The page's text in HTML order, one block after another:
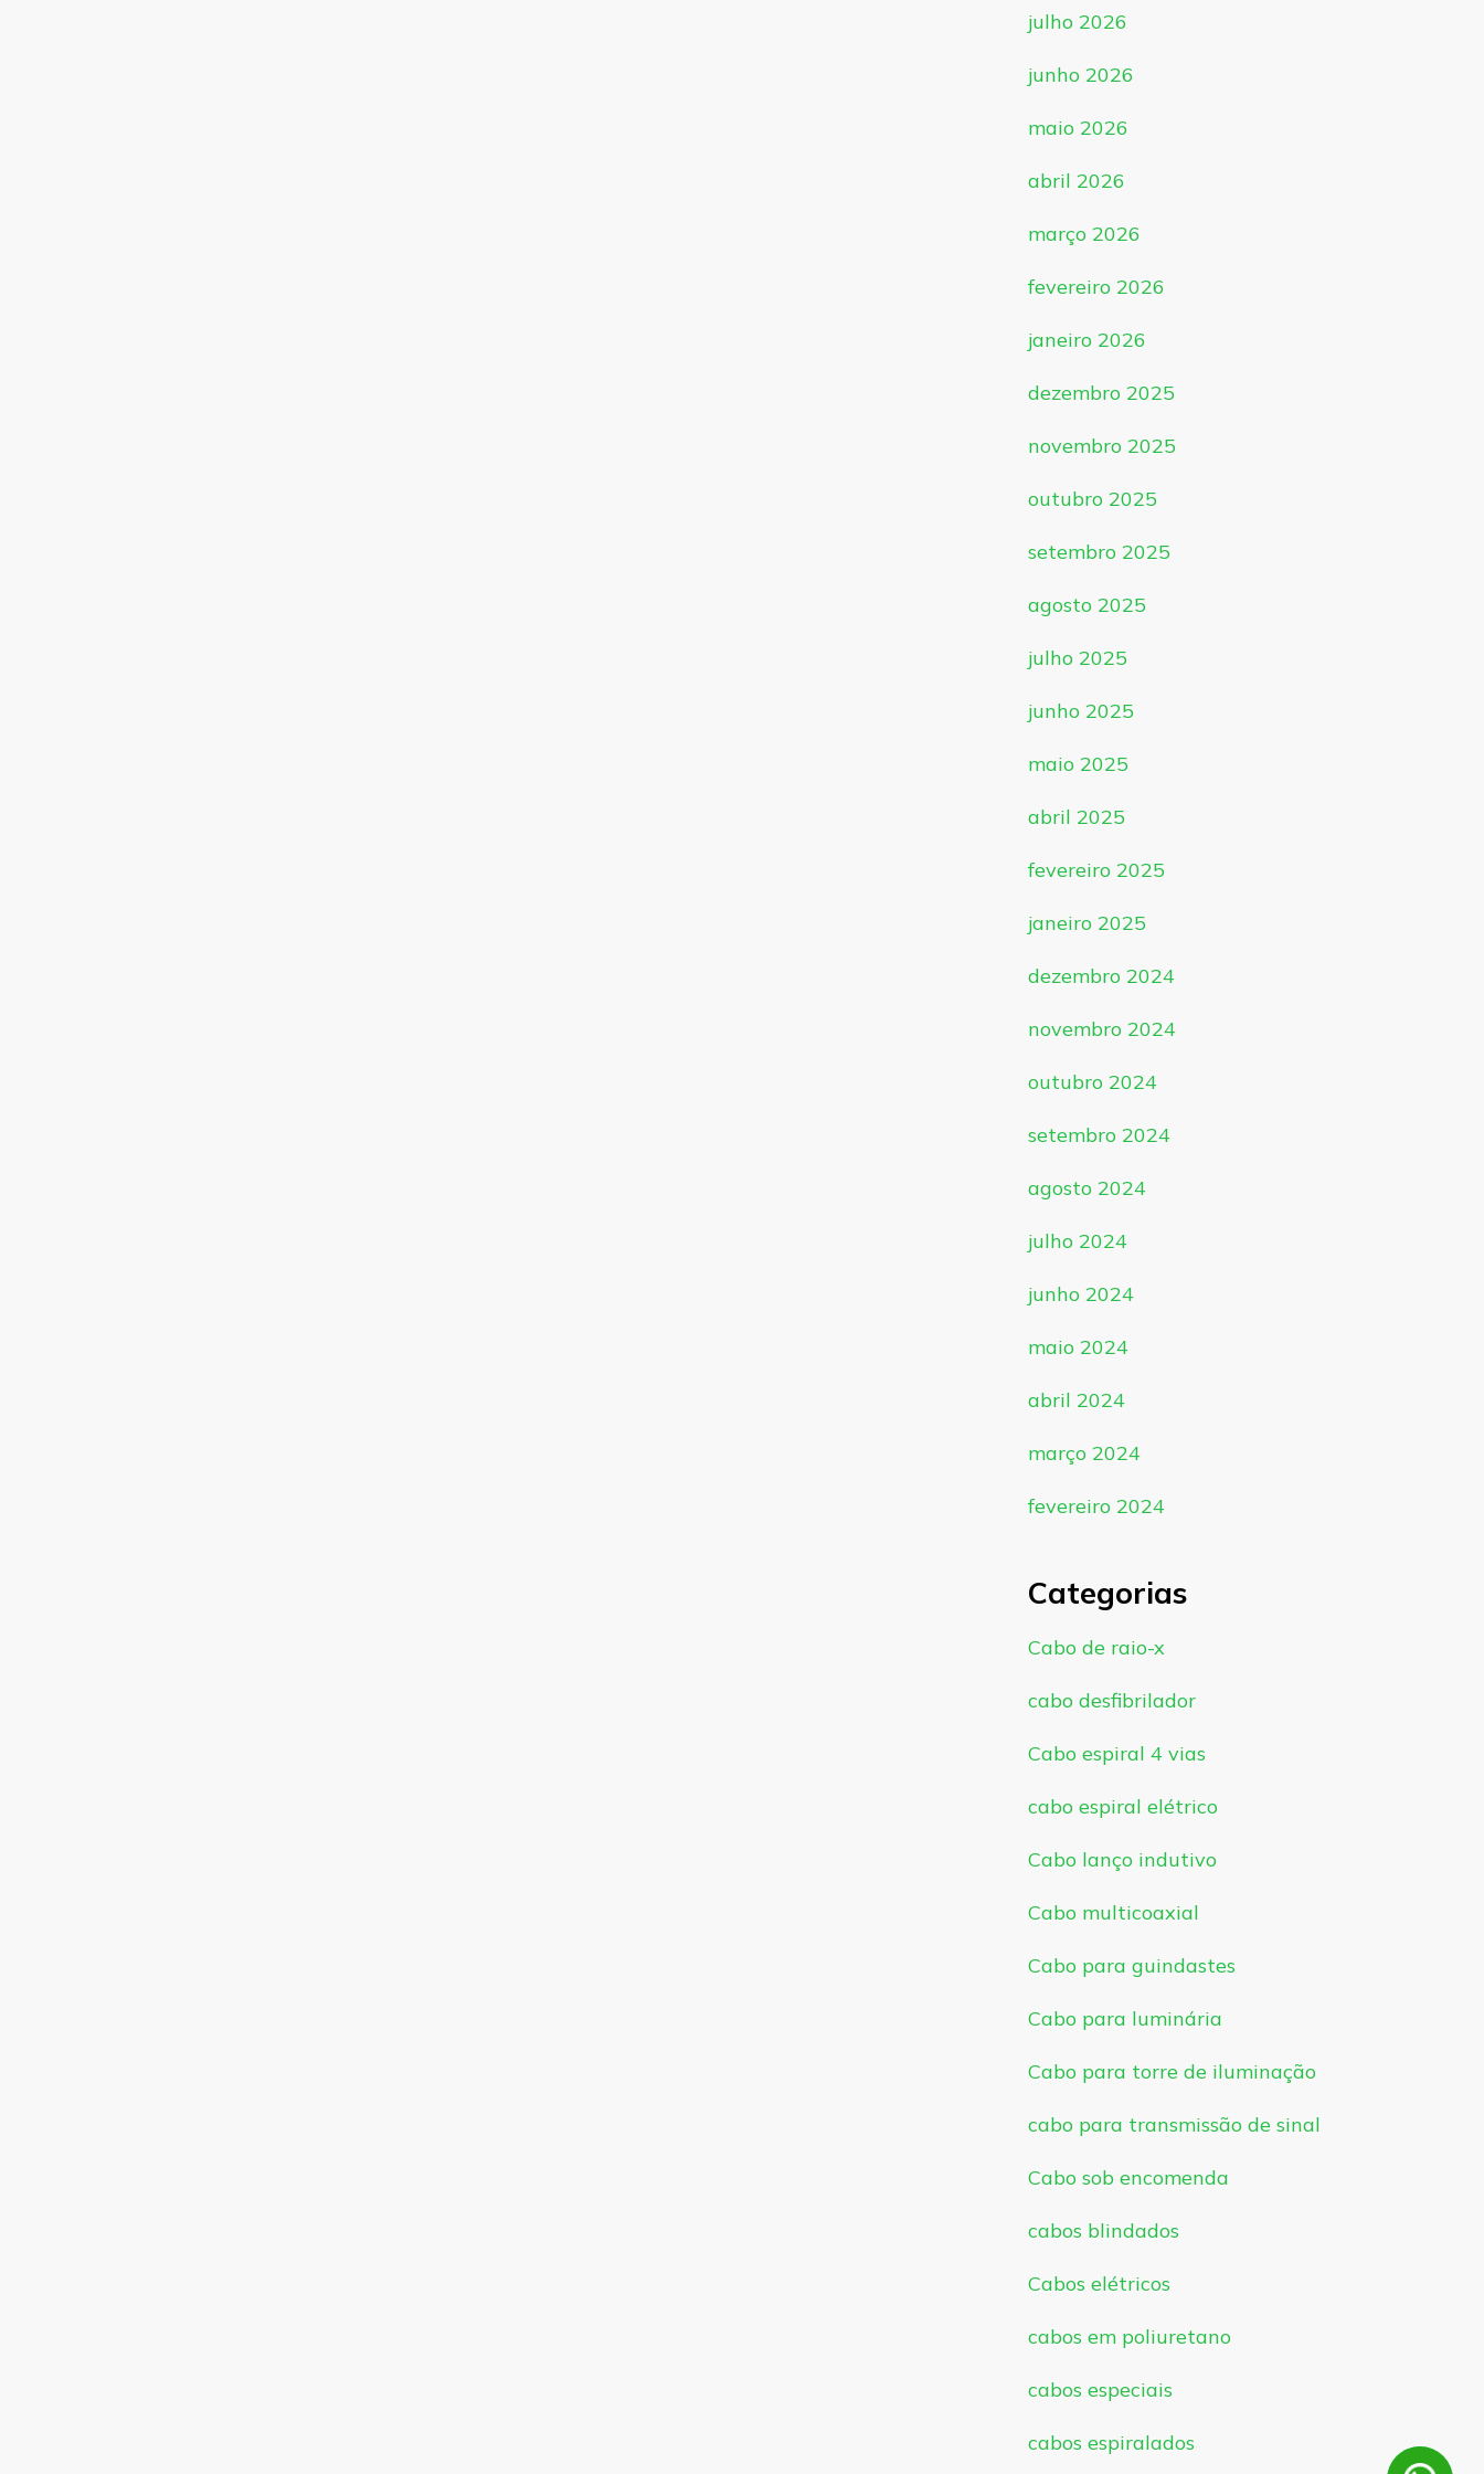
julho 2026
junho 2026
maio 2026
abril 2026
março 2026
fevereiro 2026
janeiro 2026
dezembro 2025
novembro 2025
outubro 2025
setembro 2025
agosto 2025
julho 2025
junho 2025
maio 2025
abril 2025
fevereiro 2025
janeiro 2025
dezembro 2024
novembro 2024
outubro 2024
setembro 2024
agosto 2024
julho 2024
junho 2024
maio 2024
abril 2024
março 2024
fevereiro 2024
Categorias
Cabo de raio-x
cabo desfibrilador
Cabo espiral 4 vias
cabo espiral elétrico
Cabo lanço indutivo
Cabo multicoaxial
Cabo para guindastes
Cabo para luminária
Cabo para torre de iluminação
cabo para transmissão de sinal
Cabo sob encomenda
cabos blindados
Cabos elétricos
cabos em poliuretano
cabos especiais
cabos espiralados